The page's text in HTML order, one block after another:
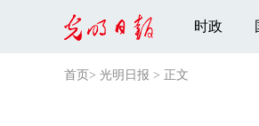
时政
首页 > 光明日报 > 正文